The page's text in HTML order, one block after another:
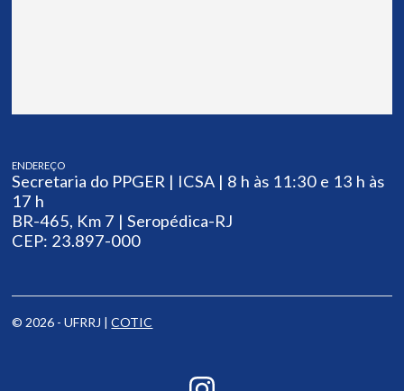
ENDEREÇO
Secretaria do PPGER | ICSA | 8 h às 11:30 e 13 h às
17 h
BR-465, Km 7 | Seropédica-RJ
CEP: 23.897-000
© 2026 - UFRRJ |COTIC